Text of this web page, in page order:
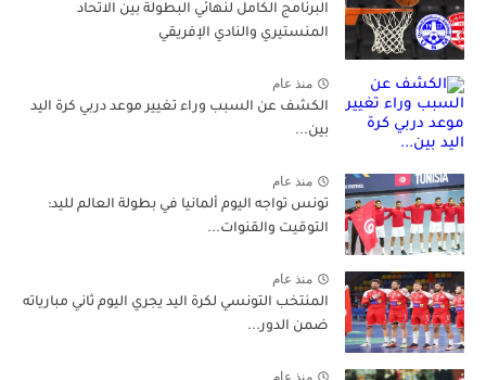
البرنامج الكامل لنهائي البطولة بين الاتحاد
المنستيري والنادي الإفريقي
منذ عام
الكشف عن السبب وراء تغيير موعد دربي كرة اليد
بين...
منذ عام
تونس تواجه اليوم ألمانيا في بطولة العالم لليد:
التوقيت والقنوات...
منذ عام
المنتخب التونسي لكرة اليد يجري اليوم ثاني مبارياته
ضمن الدور...